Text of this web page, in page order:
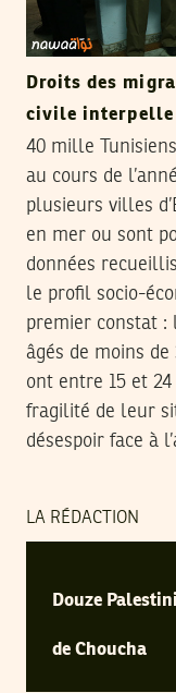
Droits des
civile interpelle
40 mille
au cours de
plusieurs villes
en mer ou sont
données
le profil socio-
premier constat :
âgés de moins
ont entre 15 et
fragilité de leur
désespoir face à
LA RÉDACTION
Douze
de Choucha